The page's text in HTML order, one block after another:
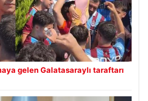
gelen Galatasaraylı taraftarı